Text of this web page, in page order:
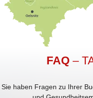
FAQ –
Sie haben Fragen zu Ihrer